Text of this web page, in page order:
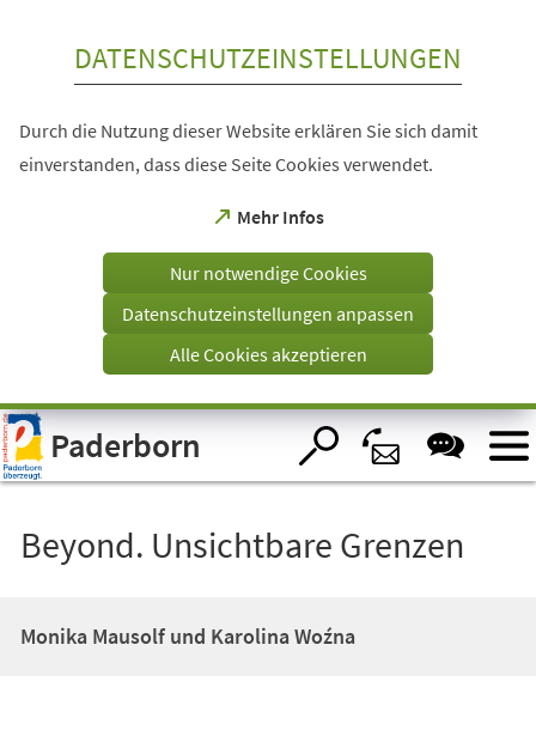
Visuelle
Assistenzsoftware
öffnen.
DATENSCHUTZEINSTELLUNGEN
Durch die Nutzung dieser Website erklären Sie sich damit
einverstanden, dass diese Seite Cookies verwendet.
Mehr Infos
(Öffnet
einem
Tab)
Nur notwendige Cookies
Datenschutzeinstellungen anpassen
Alle Cookies akzeptieren
Paderborn
Beyond. Unsichtbare Grenzen
Monika Mausolf und Karolina Woźna